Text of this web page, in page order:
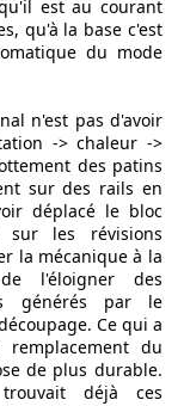
est au courant
qu'à la base c'est
du mode
n'est pas d'avoir
-> chaleur ->
des patins
sur des rails en
déplacé le bloc
sur les révisions
la mécanique à la
l'éloigner des
générés par le
Ce qui a
du
de plus durable.
déjà ces